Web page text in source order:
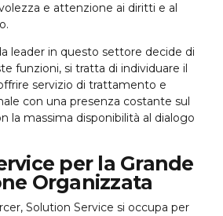
e attenzione ai diritti e al
leader in questo settore decide di
funzioni, si tratta di individuare il
servizio di trattamento e
con una presenza costante sul
la massima disponibilità al dialogo
per la Grande
Organizzata
Solution Service si occupa per